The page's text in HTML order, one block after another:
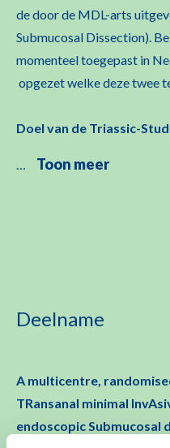
de door de MDL-arts
Submucosal Dissection).
momenteel toegepast in
opgezet welke deze twee
Doel van de Triassic-
… Toon meer
Deelname
A multicentre,
TRansanal minimal
endoscopic Submucosal